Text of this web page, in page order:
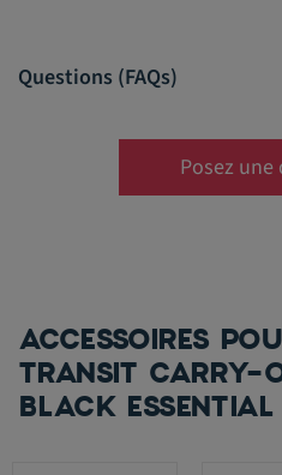
Questions (FAQs)
Posez
ACCESSOIRES
TRANSIT CARRY-
BLACK